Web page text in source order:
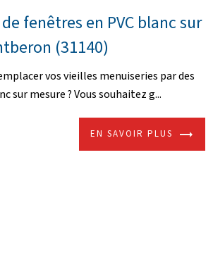
fenêtres en PVC blanc sur
(31140)
vos vieilles menuiseries par des
sur mesure ? Vous souhaitez g...
EN SAVOIR PLUS